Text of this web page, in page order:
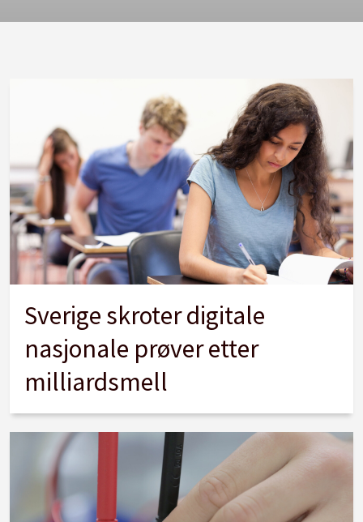
Sverige skroter digitale
nasjonale prøver etter
milliardsmell